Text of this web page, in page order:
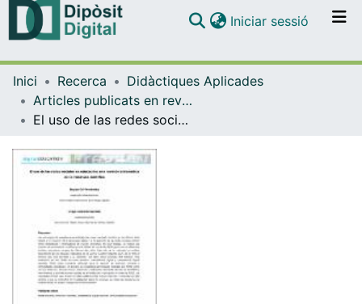
Navega per tot el DD
Com publicar
Iniciar sessió (current)
Inici Recerca
Didàctiques Aplicades
Articles publicats en revistes (Didàctiques Aplicades)
El uso de las redes sociales en educación: una revisión sistemática de la literatura científica